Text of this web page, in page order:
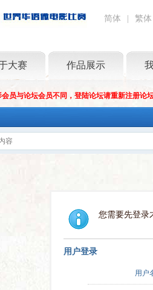
简体 繁体
大赛 作品展示
员与论坛会员不同，登陆论坛请重新注册论
您需要先登录
用户登录
用户